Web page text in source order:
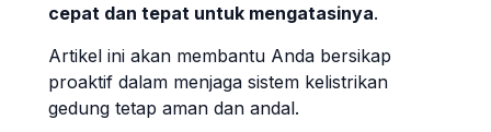
cepat dan tepat untuk mengatasinya.
Artikel ini akan membantu Anda bersikap
proaktif dalam menjaga sistem kelistrikan
gedung tetap aman dan andal.